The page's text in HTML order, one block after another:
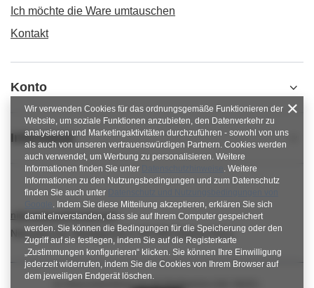
Ich möchte die Ware umtauschen
Kontakt
Konto
Informacje
nitkowelove@gmail.com
NitkoweLove,Ekologiczna 2,65-364 Zielona Góra
Wir verwenden Cookies für das ordnungsgemäße Funktionieren der
Website, um soziale Funktionen anzubieten, den Datenverkehr zu
analysieren und Marketingaktivitäten durchzuführen - sowohl von uns
als auch von unseren vertrauenswürdigen Partnern. Cookies werden
auch verwendet, um Werbung zu personalisieren. Weitere
Informationen finden Sie unter
. Weitere
Informationen zu den Nutzungsbedingungen und zum Datenschutz
finden Sie auch unter
. Indem Sie diese Mitteilung akzeptieren, erklären Sie sich
damit einverstanden, dass sie auf Ihrem Computer gespeichert
werden. Sie können die Bedingungen für die Speicherung oder den
Zugriff auf sie festlegen, indem Sie auf die Registerkarte
„Zustimmungen konfigurieren“ klicken. Sie können Ihre Einwilligung
jederzeit widerrufen, indem Sie die Cookies von Ihrem Browser auf
dem jeweiligen Endgerät löschen.